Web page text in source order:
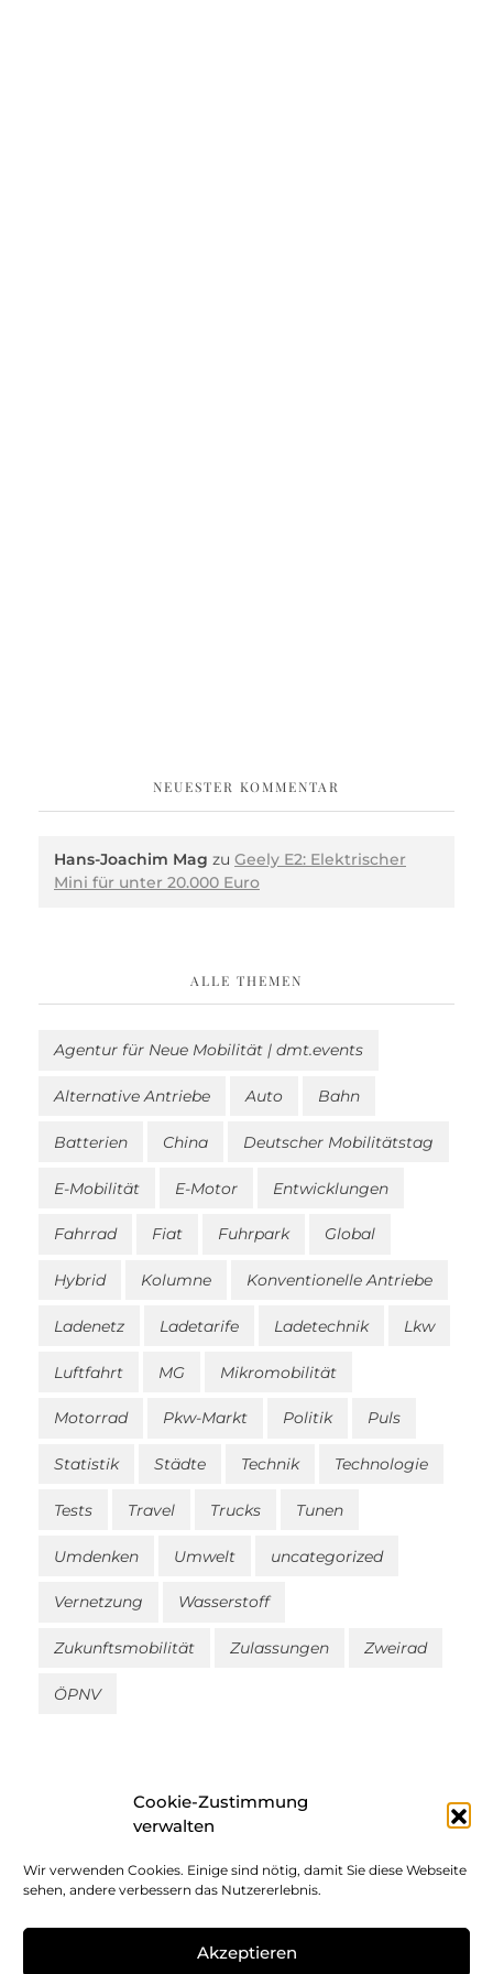
Cookie-Zustimmung
verwalten
Wir verwenden Cookies. Einige sind nötig, damit Sie diese Webseite
sehen, andere verbessern das Nutzererlebnis.
Akzeptieren
NEUESTER KOMMENTAR
Hans-Joachim Mag zu Geely E2: Elektrischer
Mini für unter 20.000 Euro
ALLE THEMEN
Agentur für Neue Mobilität | dmt.events
Alternative Antriebe Auto Bahn
Batterien China Deutscher Mobilitätstag
E-Mobilität E-Motor Entwicklungen
Fahrrad Fiat Fuhrpark Global
Hybrid Kolumne Konventionelle Antriebe
Ladenetz Ladetarife Ladetechnik Lkw
Luftfahrt MG Mikromobilität
Motorrad Pkw-Markt Politik Puls
Statistik Städte Technik Technologie
Tests Travel Trucks Tunen
Umdenken Umwelt uncategorized
Vernetzung Wasserstoff
Zukunftsmobilität Zulassungen Zweirad
ÖPNV
Impressum
Datenschutz